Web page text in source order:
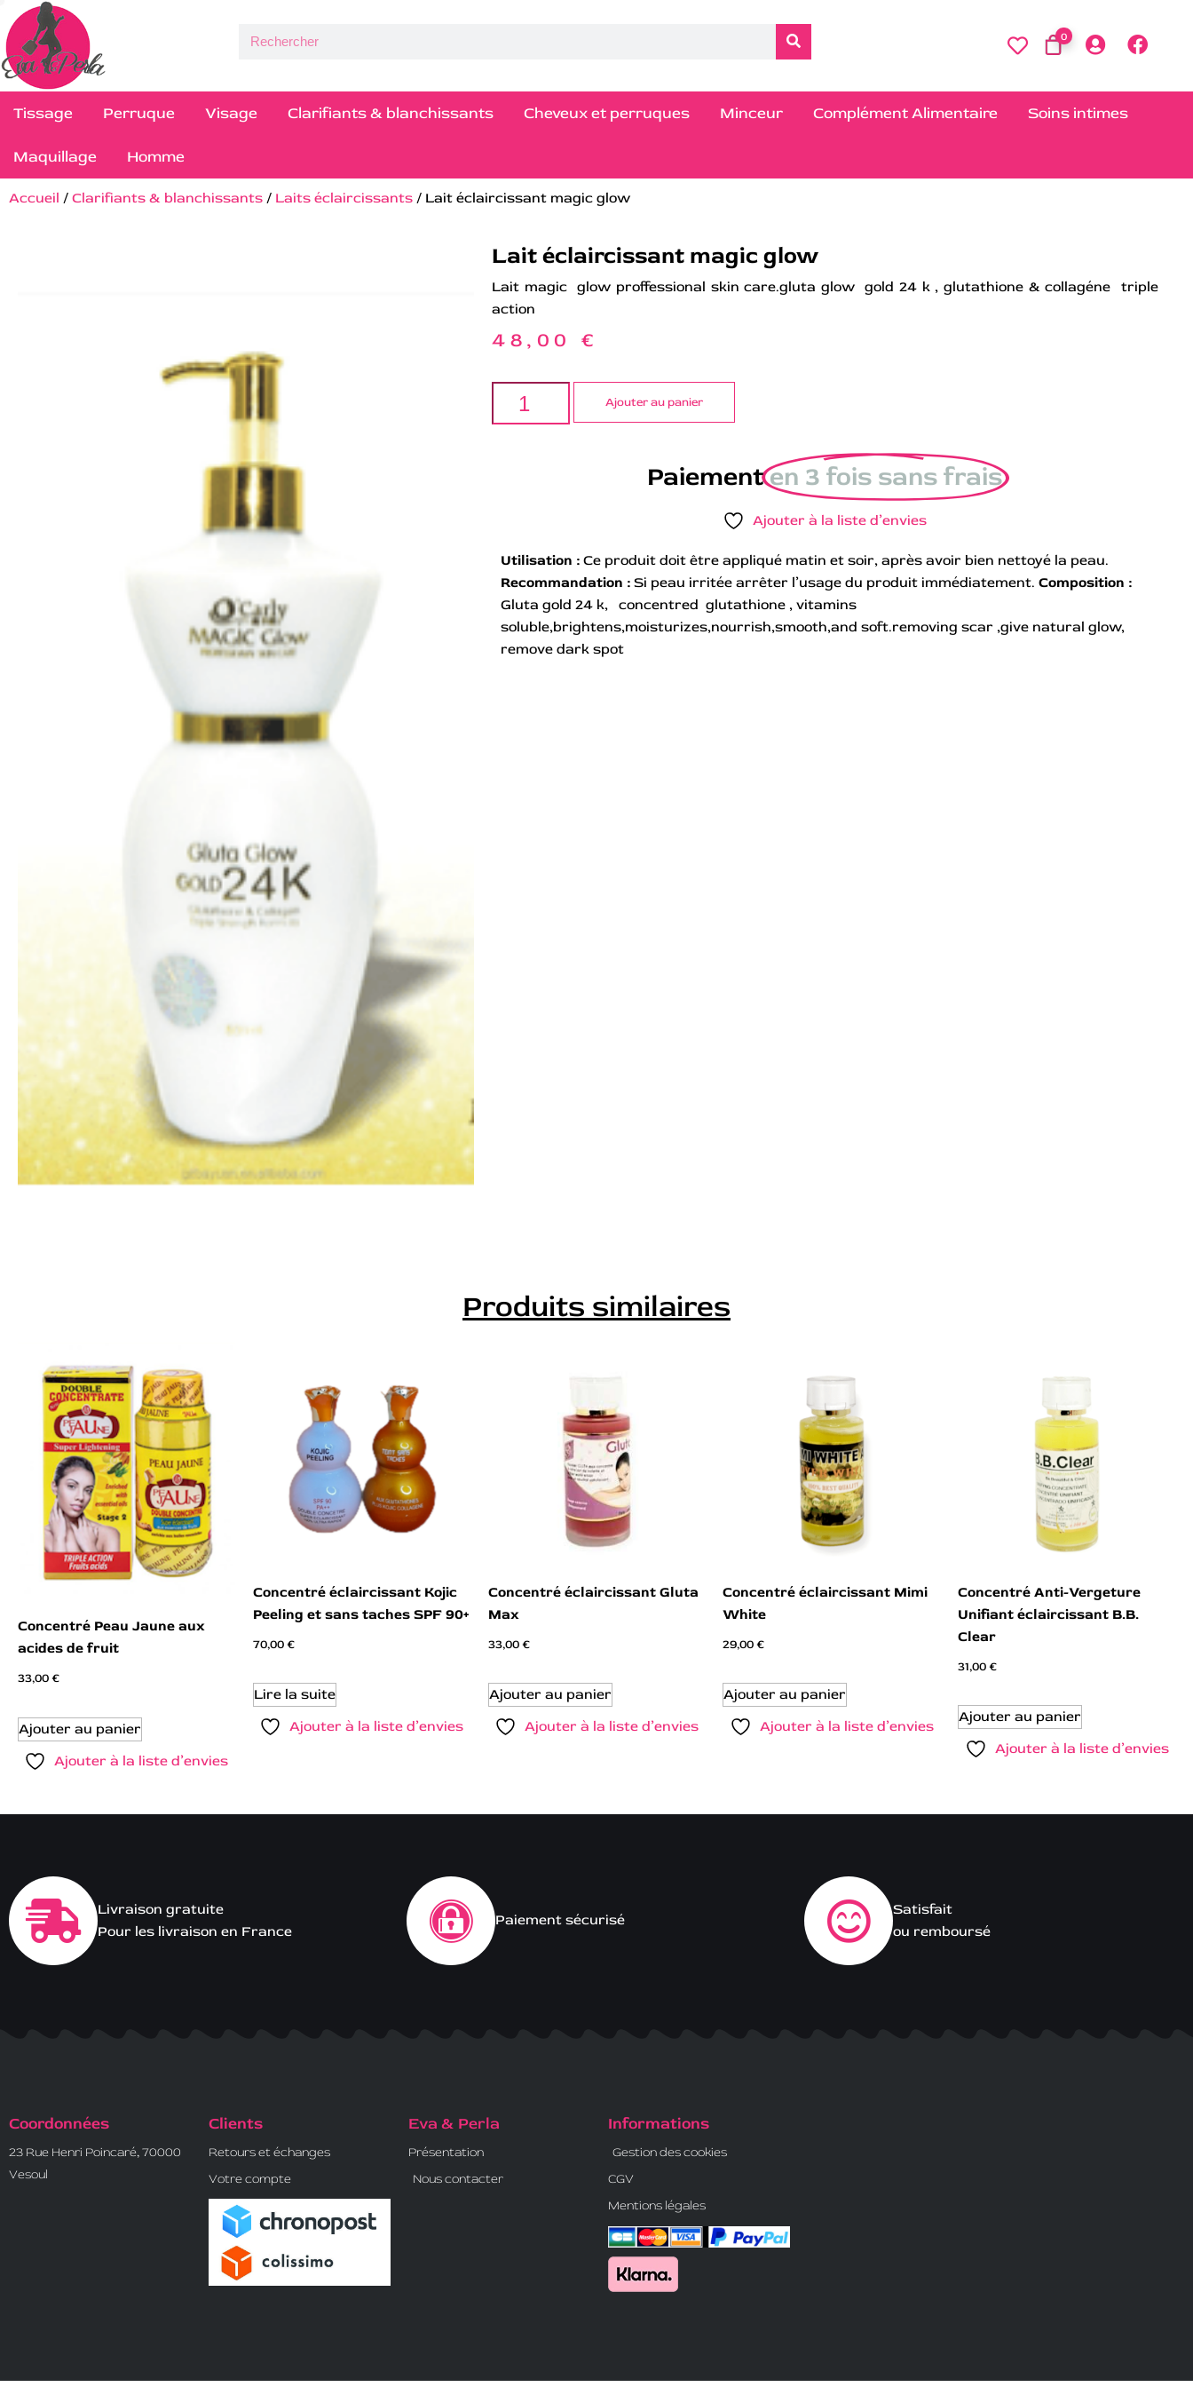
0
Tissage Perruque Visage Clarifiants & blanchissants Cheveux et perruques Minceur Complément Alimentaire Soins intimes
Maquillage Homme
Accueil / Clarifiants & blanchissants / Laits éclaircissants / Lait éclaircissant magic glow
Lait éclaircissant magic glow
Lait magic glow proffessional skin care.gluta glow gold 24 k , glutathione & collagéne triple
action
48,00 €
Ajouter au panier
Paiementen 3 fois sans frais
Ajouter à la liste d’envies
Utilisation : Ce produit doit être appliqué matin et soir, après avoir bien nettoyé la peau.
Recommandation : Si peau irritée arrêter l’usage du produit immédiatement.Composition :
Gluta gold 24 k, concentred glutathione , vitamins
soluble,brightens,moisturizes,nourrish,smooth,and soft.removing scar ,give natural glow,
remove dark spot
Produits similaires
Concentré Peau Jaune aux
acides de fruit
33,00€
Ajouter au panier
Ajouter à la liste d’envies
Concentré éclaircissant Kojic
Peeling et sans taches SPF 90+
70,00€
Lire la suite
Ajouter à la liste d’envies
Concentré éclaircissant Gluta
Max
33,00€
Ajouter au panier
Ajouter à la liste d’envies
Concentré éclaircissant Mimi
White
29,00€
Ajouter au panier
Ajouter à la liste d’envies
Concentré Anti-Vergeture
Unifiant éclaircissant B.B.
Clear
31,00€
Ajouter au panier
Ajouter à la liste d’envies
Livraison gratuite
Pour les livraison en France
Paiement sécurisé
Satisfait
ou remboursé
Coordonnées
23 Rue Henri Poincaré, 70000
Vesoul
Clients
Retours et échanges
Votre compte
Eva & Perla
Présentation
Nous contacter
Informations
Gestion des cookies
CGV
Mentions légales